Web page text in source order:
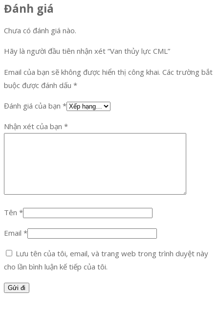
Đánh giá
Chưa có đánh giá nào.
Hãy là người đầu tiên nhận xét “Van thủy lực CML”
Email của bạn sẽ không được hiển thị công khai. Các trường bắt
buộc được đánh dấu *
Đánh giá của bạn *
Nhận xét của bạn *
Tên *
Email *
Lưu tên của tôi, email, và trang web trong trình duyệt này
cho lần bình luận kế tiếp của tôi.